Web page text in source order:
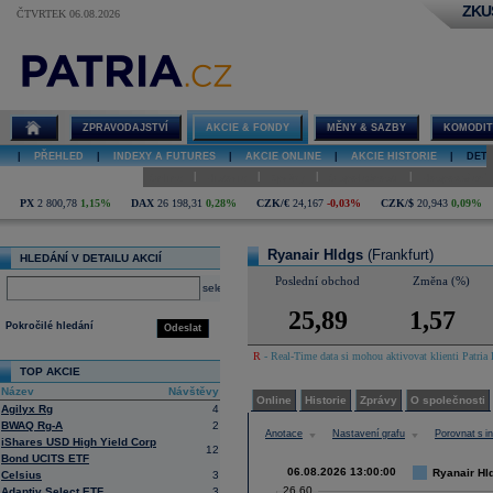
ČTVRTEK 06.08.2026
Ryanair Hldgs
ZPRAVODAJSTVÍ AKCIE & FONDY MĚNY & SAZBY
PŘEHLED INDEXY A FUTURES AKCIE ONLINE AKCIE HISTORIE
PX 2 800,78 1,15% DAX 26 198,31 0,28% CZK/€ 24,167 -0,03% CZK/$ 20,943 0,09%
HLEDÁNÍ V DETAILU AKCIÍ
select
Odeslat
Pokročilé hledání
TOP AKCIE
Název
Návštěvy
Agilyx Rg
4
BWAQ Rg-A
2
iShares USD High Yield Corp
Bond UCITS ETF
12
Celsius
3
Ryanair Hldgs (Frankfurt)
Poslední obchod Změna (%)
25,89 1,57
R - Real-Time data si mohou aktivovat klienti
Online Historie Zprávy O společnosti
Anotace Nastavení grafu Porovnat s
26,60
06.08.2026 13:00:00 Ryanair